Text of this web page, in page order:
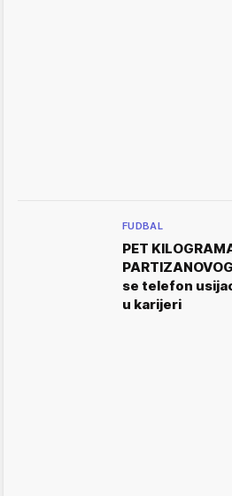
FUDBAL
PET
se telefon
u karijeri